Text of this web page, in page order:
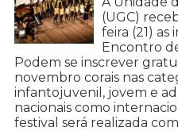
(UGC)
feira (21) as
Encontro
Podem se inscrever
novembro corais nas
infantojuvenil, jovem e
nacionais como
festival será realizada